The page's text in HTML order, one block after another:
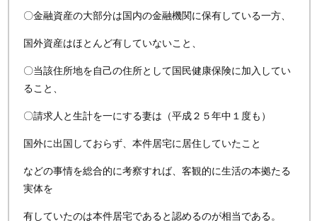
〇金融資産の大部分は国内の金融機関に保有している一方、
国外資産はほとんど有していないこと、
〇当該住所地を自己の住所として国民健康保険に加入してい
ること、
〇請求人と生計を一にする妻は（平成２５年中１度も）
国外に出国しておらず、本件居宅に居住していたこと
などの事情を総合的に考察すれば、客観的に生活の本拠たる
実体を
有していたのは本件居宅であると認めるのが相当である。